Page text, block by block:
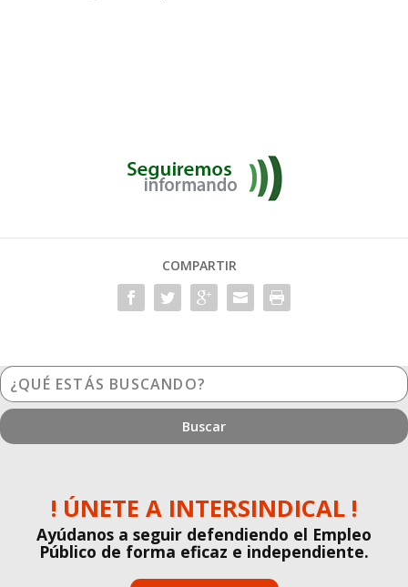
COMPARTIR
¿Qué
estás
buscando?
! ÚNETE A INTERSINDICAL !
Ayúdanos a seguir defendiendo el Empleo
Público de forma eficaz e independiente.